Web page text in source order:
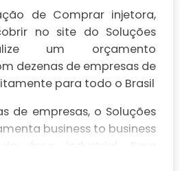
de Comprar injetora,
no site do Soluções
um orçamento
dezenas de empresas de
para todo o Brasil
de empresas, o Soluções
business to business
área industrial. Para
de Comprar injetora,